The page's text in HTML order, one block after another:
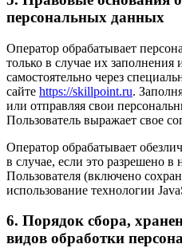
персональных данных
Оператор обрабатывает
только в случае их
самостоятельно через
сайте https://skillpoint.ru.
или отправляя свои
Пользователь выражает свое
Оператор обрабатывает
в случае, если это разрешено в
Пользователя (включено
использование технологии
6. Порядок сбора,
видов обработки